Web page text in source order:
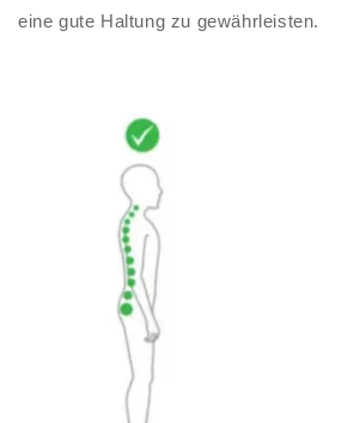
eine gute Haltung zu gewährleisten.